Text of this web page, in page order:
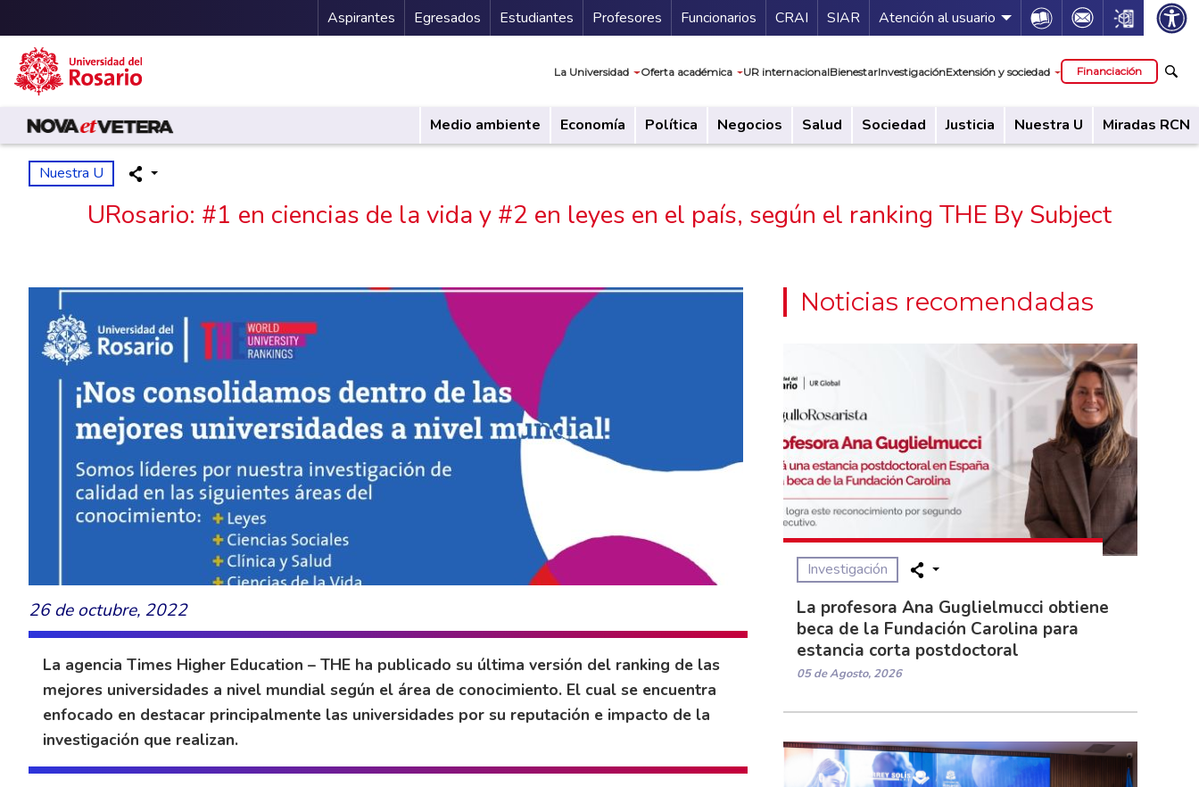
Pasar al contenido principal
Menu Secundario
Aspirantes Egresados Estudiantes Profesores Funcionarios Guía de servicios
CRAI SIAR Atención al usuario Icon Icon Icon
La Universidad Oferta académica UR internacionalBienestarInvestigaciónExtensión y sociedad Financiación
Medio ambiente Economía Política Negocios Salud Sociedad Justicia Nuestra U Miradas RCN
Nuestra U
URosario: #1 en ciencias de la vida y #2 en leyes en el país, según el ranking THE By Subject
26 de octubre, 2022
La agencia Times Higher Education – THE ha publicado su última versión del ranking de las
mejores universidades a nivel mundial según el área de conocimiento. El cual se encuentra
enfocado en destacar principalmente las universidades por su reputación e impacto de la
investigación que realizan.
Noticias recomendadas
Investigación
La profesora Ana Guglielmucci obtiene
beca de la Fundación Carolina para
estancia corta postdoctoral
05 de Agosto, 2026